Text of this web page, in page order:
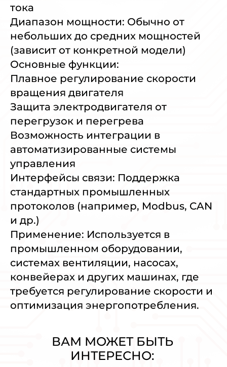
тока
Диапазон мощности: Обычно от
небольших до средних мощностей
(зависит от конкретной модели)
Основные функции:
Плавное регулирование скорости
вращения двигателя
Защита электродвигателя от
перегрузок и перегрева
Возможность интеграции в
автоматизированные системы
управления
Интерфейсы связи: Поддержка
стандартных промышленных
протоколов (например, Modbus, CAN
и др.)
Применение: Используется в
промышленном оборудовании,
системах вентиляции, насосах,
конвейерах и других машинах, где
требуется регулирование скорости и
оптимизация энергопотребления.
ВАМ МОЖЕТ БЫТЬ
ИНТЕРЕСНО: